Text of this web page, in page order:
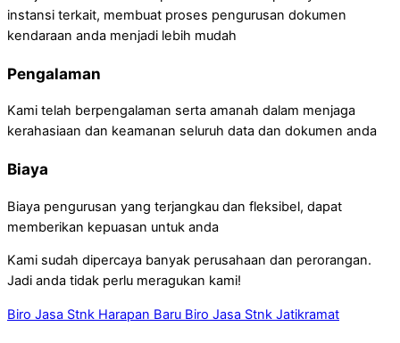
instansi terkait, membuat proses pengurusan dokumen
kendaraan anda menjadi lebih mudah
Pengalaman
Kami telah berpengalaman serta amanah dalam menjaga
kerahasiaan dan keamanan seluruh data dan dokumen anda
Biaya
Biaya pengurusan yang terjangkau dan fleksibel, dapat
memberikan kepuasan untuk anda
Kami sudah dipercaya banyak perusahaan dan perorangan.
Jadi anda tidak perlu meragukan kami!
Biro Jasa Stnk Harapan Baru Biro Jasa Stnk Jatikramat